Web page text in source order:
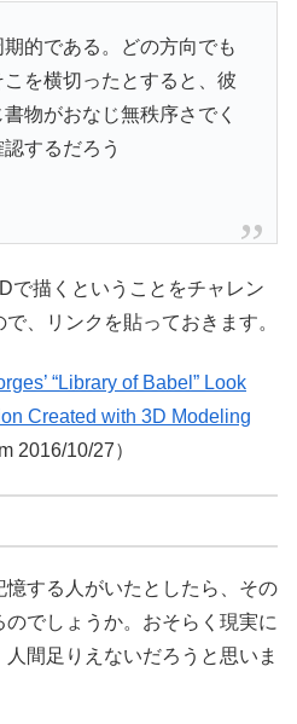
的である。どの方向でも
を横切ったとすると、彼
物がおなじ無秩序さでく
するだろう
で描くということをチャレン
、リンクを貼っておきます。
“Library of Babel” Look
Created with 3D Modeling
2016/10/27）
憶する人がいたとしたら、その
のでしょうか。おそらく現実に
間足りえないだろうと思いま